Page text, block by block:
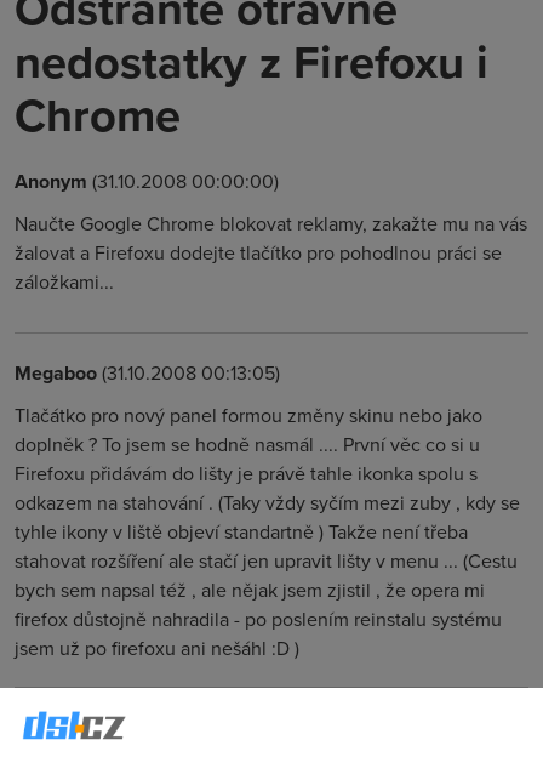
nedostatky z Firefoxu i
Chrome
Anonym (31.10.2008 00:00:00)
Naučte Google Chrome blokovat reklamy, zakažte mu na vás
žalovat a Firefoxu dodejte tlačítko pro pohodlnou práci se
záložkami...
Megaboo(31.10.2008 00:13:05)
Tlačátko pro nový panel formou změny skinu nebo jako
doplněk ? To jsem se hodně nasmál .... První věc co si u
Firefoxu přidávám do lišty je právě tahle ikonka spolu s
odkazem na stahování . (Taky vždy syčím mezi zuby , kdy se
tyhle ikony v liště objeví standartně ) Takže není třeba
stahovat rozšíření ale stačí jen upravit lišty v menu ... (Cestu
bych sem napsal též , ale nějak jsem zjistil , že opera mi
firefox důstojně nahradila - po poslením reinstalu systému
jsem už po firefoxu ani nešáhl :D )
Machma(31.10.2008 04:19:01)